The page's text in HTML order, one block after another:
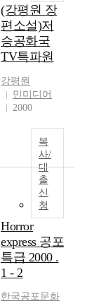
(강평원 장
편소설)저
승공화국
TV특파원
강평원
민미디어
2000
복
사/
대
출
신
청
Horror
express 공포
특급 2000 .
1 - 2
한국공포문화